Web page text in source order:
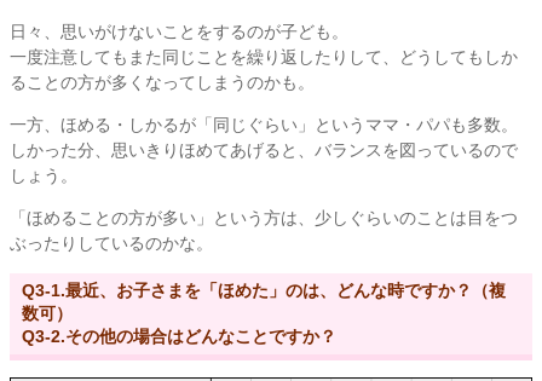
日々、思いがけないことをするのが子ども。
一度注意してもまた同じことを繰り返したりして、どうしてもしか
ることの方が多くなってしまうのかも。
一方、ほめる・しかるが「同じぐらい」というママ・パパも多数。
しかった分、思いきりほめてあげると、バランスを図っているので
しょう。
「ほめることの方が多い」という方は、少しぐらいのことは目をつ
ぶったりしているのかな。
Q3-1.最近、お子さまを「ほめた」のは、どんな時ですか？（複
数可）
Q3-2.その他の場合はどんなことですか？